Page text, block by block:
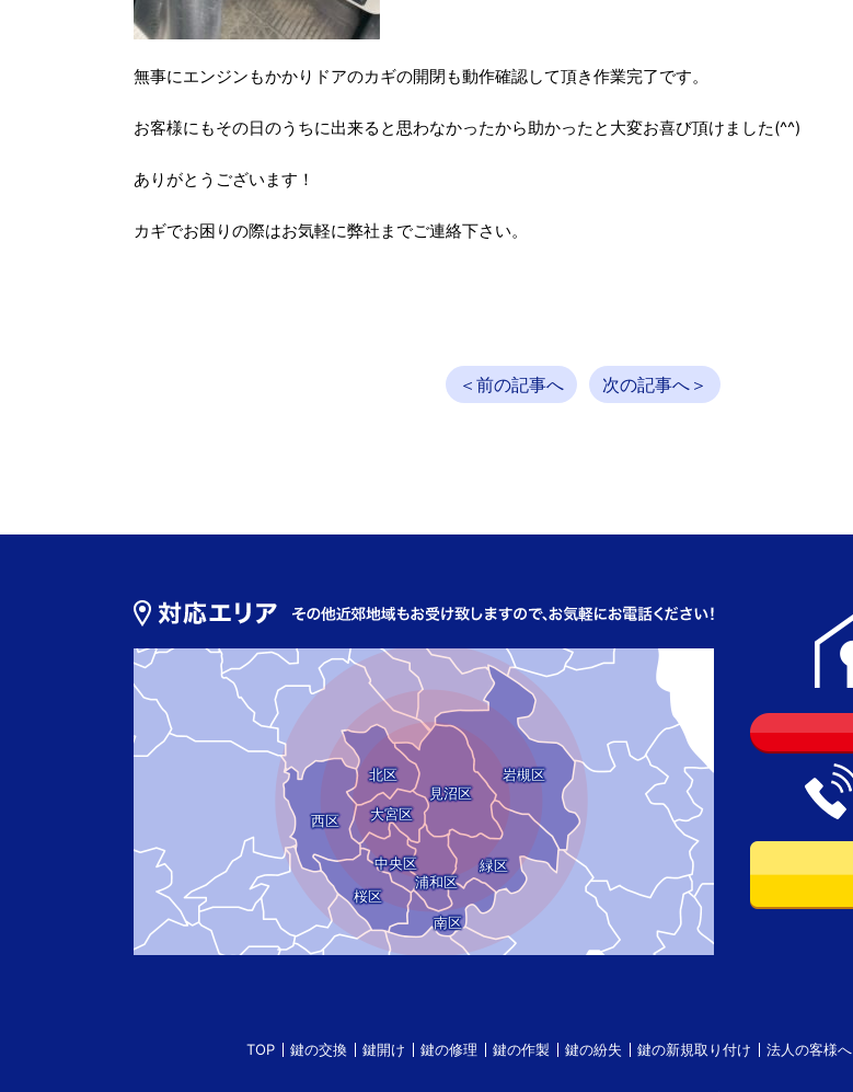
無事にエンジンもかかりドアのカギの開閉も動作確認して頂き作業完了です。
お客様にもその日のうちに出来ると思わなかったから助かったと大変お喜び頂けました(^^)
ありがとうございます！
カギでお困りの際はお気軽に弊社までご連絡下さい。
＜前の記事へ 次の記事へ＞
西区
北区
大宮区
中央区
桜区
見沼区
岩槻区
緑区
浦和区
南区
TOP 鍵の交換 鍵開け 鍵の修理 鍵の作製 鍵の紛失 鍵の新規取り付け 法人の客様へ